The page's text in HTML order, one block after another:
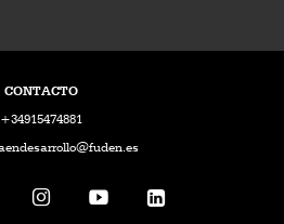
CONTACTO
+34915474881